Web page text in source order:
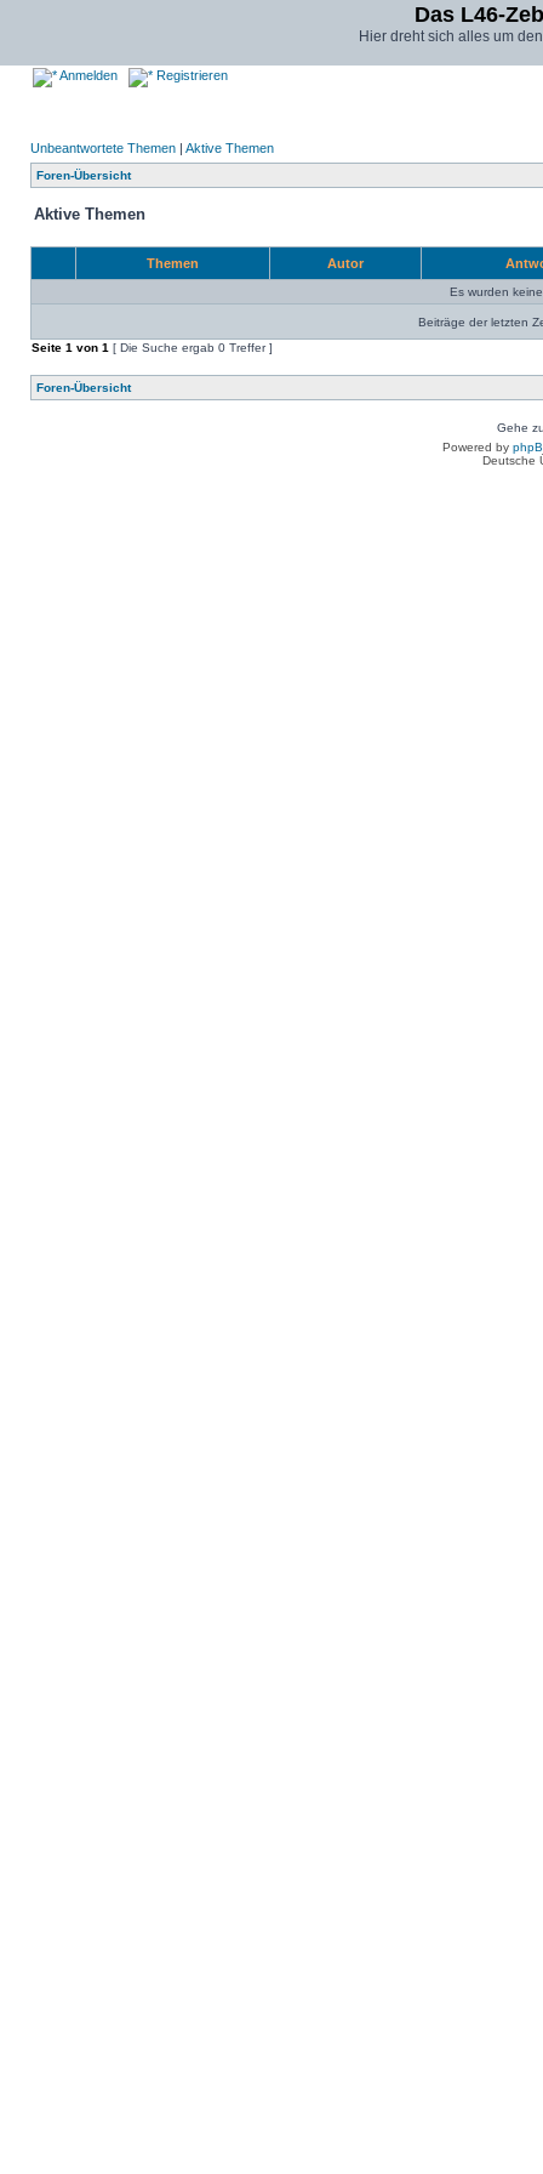
Das L46-
Hier dreht sich alles um
Anmelden Registrieren
Unbeantwortete Themen | Aktive Themen
Foren-Übersicht
Aktive Themen
Themen Autor
Es wurden
Beiträge der letzten
Seite 1 von 1 [ Die Suche ergab 0 Treffer ]
Foren-Übersicht
Gehe
Powered by
Deutsche